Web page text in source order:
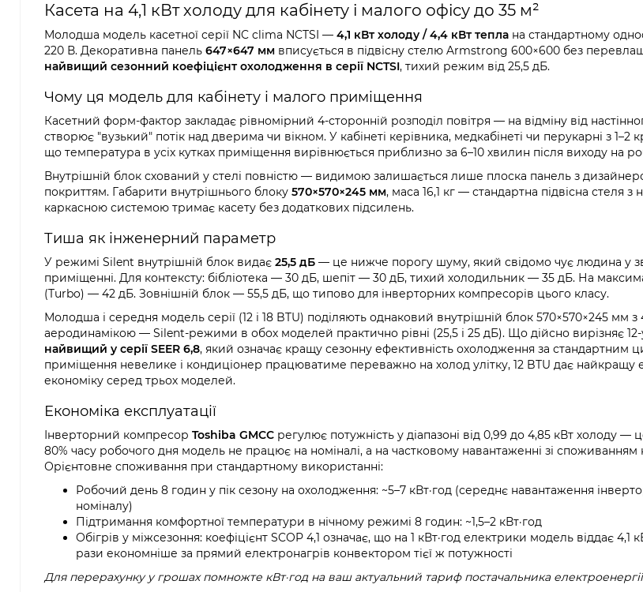
Касета на 4,1 кВт холоду для кабінету і малого офісу до 35 м²
Молодша модель касетної серії NC clima NCTSI — 4,1 кВт холоду / 4,4 кВт тепла на стандартному
220 В. Декоративна панель 647×647 мм вписується в підвісну стелю Armstrong 600×600 без
найвищий сезонний коефіцієнт охолодження в серії NCTSI, тихий режим від 25,5 дБ.
Чому ця модель для кабінету і малого приміщення
Касетний форм-фактор закладає рівномірний 4-сторонній розподіл повітря — на відміну від
створює "вузький" потік над дверима чи вікном. У кабінеті керівника, медкабінеті чи перукарні з 1–2
що температура в усіх кутках приміщення вирівнюється приблизно за 6–10 хвилин після виходу на
Внутрішній блок схований у стелі повністю — видимою залишається лише плоска панель з
покриттям. Габарити внутрішнього блоку 570×570×245 мм, маса 16,1 кг — стандартна підвісна стеля
каркасною системою тримає касету без додаткових підсилень.
Тиша як інженерний параметр
У режимі Silent внутрішній блок видає 25,5 дБ — це нижче порогу шуму, який свідомо чує людина у
приміщенні. Для контексту: бібліотека — 30 дБ, шепіт — 30 дБ, тихий холодильник — 35 дБ. На
(Turbo) — 42 дБ. Зовнішній блок — 55,5 дБ, що типово для інверторних компресорів цього класу.
Молодша і середня модель серії (12 і 18 BTU) поділяють однаковий внутрішній блок 570×570×245 мм
аеродинамікою — Silent-режими в обох моделей практично рівні (25,5 і 25 дБ). Що дійсно вирізняє
найвищий у серії SEER 6,8, який означає кращу сезонну ефективність охолодження за стандартним
приміщення невелике і кондиціонер працюватиме переважно на холод улітку, 12 BTU дає найкращу
економіку серед трьох моделей.
Економіка експлуатації
Інверторний компресор Toshiba GMCC регулює потужність у діапазоні від 0,99 до 4,85 кВт холоду —
80% часу робочого дня модель не працює на номіналі, а на частковому навантаженні зі споживанням
Орієнтовне споживання при стандартному використанні:
Робочий день 8 годин у пік сезону на охолодження: ~5–7 кВт·год (середнє навантаження
номіналу)
Підтримання комфортної температури в нічному режимі 8 годин: ~1,5–2 кВт·год
Обігрів у міжсезоння: коефіцієнт SCOP 4,1 означає, що на 1 кВт·год електрики модель віддає 4,1
рази економніше за прямий електронагрів конвектором тієї ж потужності
Для перерахунку у грошах помножте кВт·год на ваш актуальний тариф постачальника